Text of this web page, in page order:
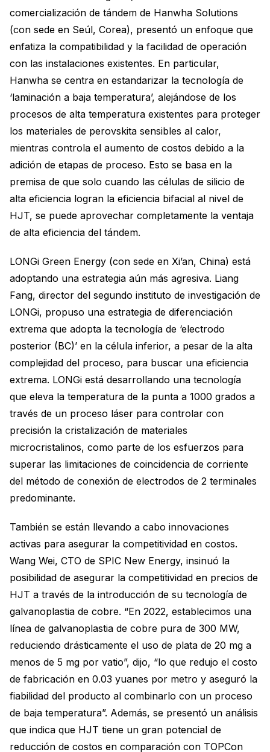
comercialización de tándem de Hanwha Solutions
(con sede en Seúl, Corea), presentó un enfoque que
enfatiza la compatibilidad y la facilidad de operación
con las instalaciones existentes. En particular,
Hanwha se centra en estandarizar la tecnología de
‘laminación a baja temperatura’, alejándose de los
procesos de alta temperatura existentes para proteger
los materiales de perovskita sensibles al calor,
mientras controla el aumento de costos debido a la
adición de etapas de proceso. Esto se basa en la
premisa de que solo cuando las células de silicio de
alta eficiencia logran la eficiencia bifacial al nivel de
HJT, se puede aprovechar completamente la ventaja
de alta eficiencia del tándem.
LONGi Green Energy (con sede en Xi’an, China) está
adoptando una estrategia aún más agresiva. Liang
Fang, director del segundo instituto de investigación de
LONGi, propuso una estrategia de diferenciación
extrema que adopta la tecnología de ‘electrodo
posterior (BC)’ en la célula inferior, a pesar de la alta
complejidad del proceso, para buscar una eficiencia
extrema. LONGi está desarrollando una tecnología
que eleva la temperatura de la punta a 1000 grados a
través de un proceso láser para controlar con
precisión la cristalización de materiales
microcristalinos, como parte de los esfuerzos para
superar las limitaciones de coincidencia de corriente
del método de conexión de electrodos de 2 terminales
predominante.
También se están llevando a cabo innovaciones
activas para asegurar la competitividad en costos.
Wang Wei, CTO de SPIC New Energy, insinuó la
posibilidad de asegurar la competitividad en precios de
HJT a través de la introducción de su tecnología de
galvanoplastia de cobre. “En 2022, establecimos una
línea de galvanoplastia de cobre pura de 300 MW,
reduciendo drásticamente el uso de plata de 20 mg a
menos de 5 mg por vatio”, dijo, “lo que redujo el costo
de fabricación en 0.03 yuanes por metro y aseguró la
fiabilidad del producto al combinarlo con un proceso
de baja temperatura”. Además, se presentó un análisis
que indica que HJT tiene un gran potencial de
reducción de costos en comparación con TOPCon